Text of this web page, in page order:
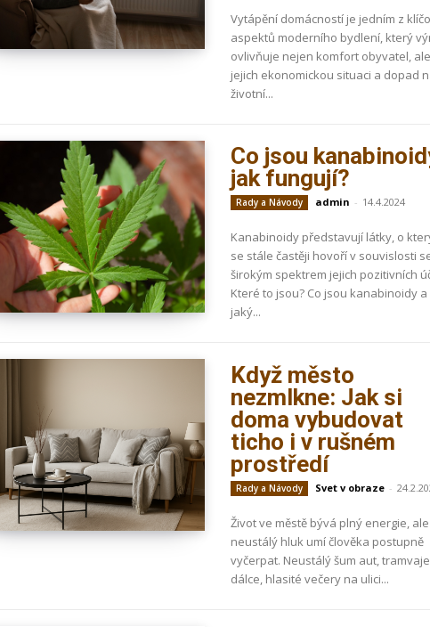
Vytápění domácností je jedním z
aspektů moderního bydlení, který
ovlivňuje nejen komfort obyvatel,
jejich ekonomickou situaci a dopad
životní...
Co jsou
jak fungují?
Rady a Návody admin - 14.4.2024
Kanabinoidy představují látky, o
se stále častěji hovoří v souvislosti
širokým spektrem jejich pozitivních
Které to jsou? Co jsou kanabinoidy a
jaký...
Když město
nezmlkne: Jak si
doma vybudovat
ticho i v rušném
prostředí
Rady a Návody Svet v obraze -
Život ve městě bývá plný energie,
neustálý hluk umí člověka postupně
vyčerpat. Neustálý šum aut,
dálce, hlasité večery na ulici...